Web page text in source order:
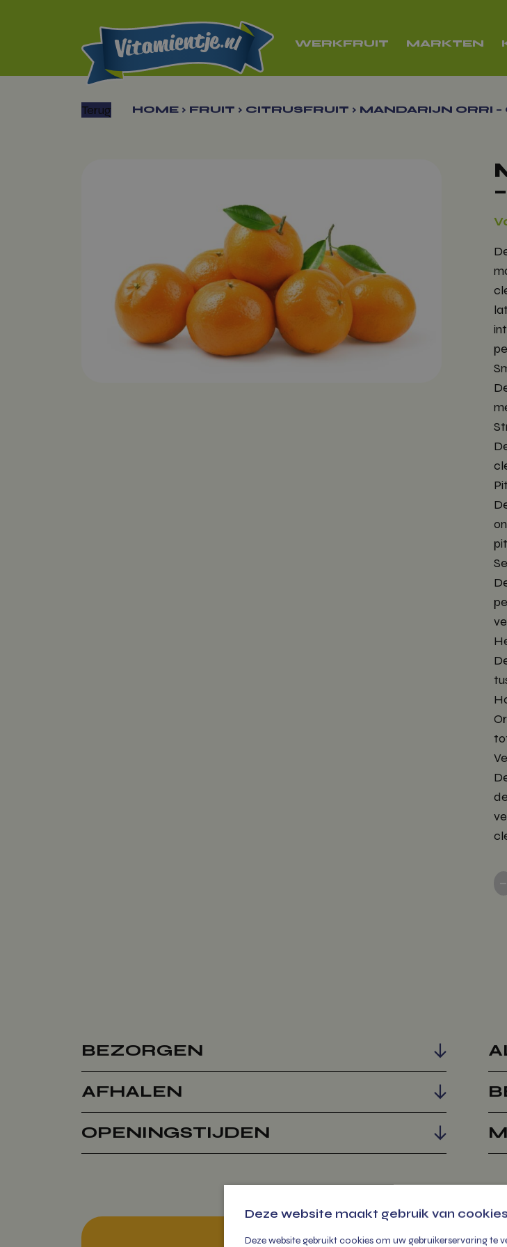
WERKFRUIT MARKTEN
Terug HOME › FRUIT › CITRUSFRUIT › MANDARIJN ORRI –
-
BEZORGEN
AFHALEN
OPENINGSTIJDEN
Deze website maakt gebruik van
Deze website gebruikt cookies om uw gebruikerservaring te